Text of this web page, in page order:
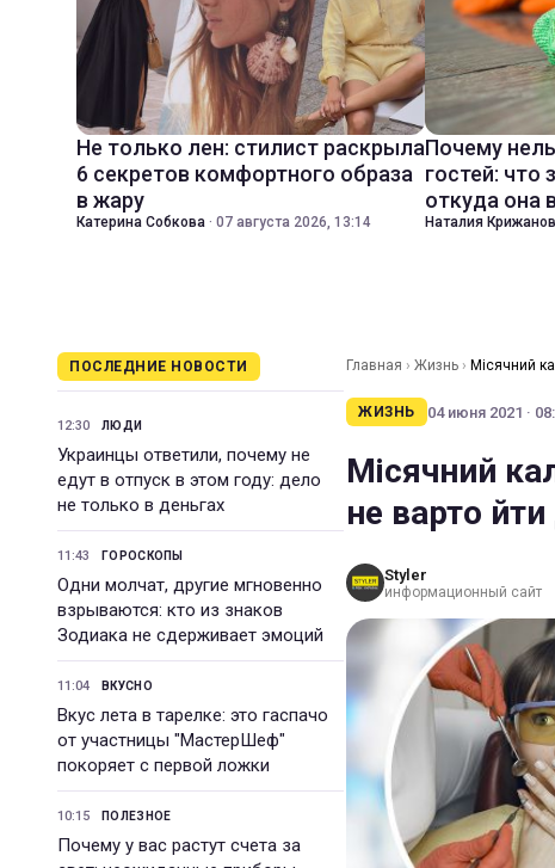
Не только лен: стилист раскрыла
6 секретов комфортного образа
в жару
Катерина Собкова · 07 августа 2026, 13:14
Почему
гостей: что
откуда она
Наталия
ПОСЛЕДНИЕ НОВОСТИ
12:30 ЛЮДИ
Украинцы ответили, почему не
едут в отпуск в этом году: дело
не только в деньгах
11:43 ГОРОСКОПЫ
Одни молчат, другие мгновенно
взрываются: кто из знаков
Зодиака не сдерживает эмоций
11:04 ВКУСНО
Вкус лета в тарелке: это гаспачо
от участницы "МастерШеф"
покоряет с первой ложки
10:15 ПОЛЕЗНОЕ
Почему у вас растут счета за
Главная › Жизнь › Місячний
ЖИЗНЬ 04 июня 2021 ·
Місячний
не варто йти
Styler
информационный сайт